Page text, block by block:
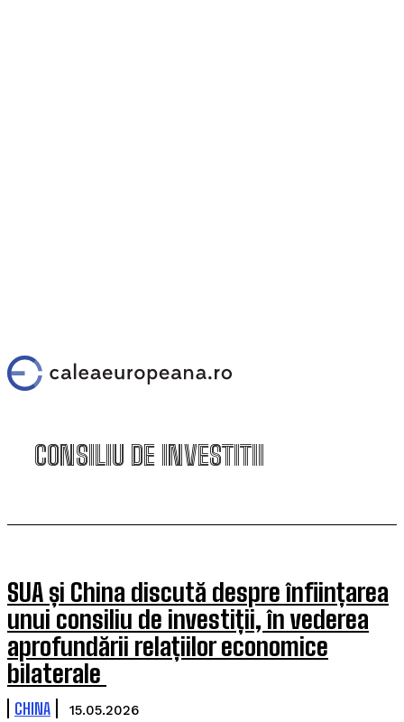
CONSILIU DE INVESTITII
SUA și China discută despre înființarea
unui consiliu de investiții, în vederea
aprofundării relațiilor economice
bilaterale
CHINA 15.05.2026